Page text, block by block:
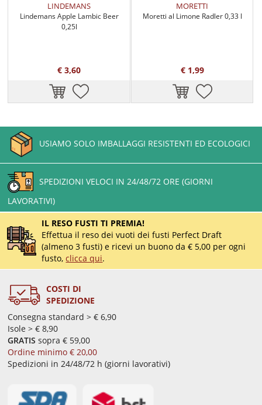
LINDEMANS
Lindemans Apple Lambic Beer
0,25l
€ 3,60
MORETTI
Moretti al Limone Radler 0,33 l
€ 1,99
USIAMO SOLO IMBALLAGGI RESISTENTI ED ECOLOGICI
SPEDIZIONI VELOCI IN 24/48/72 ORE (GIORNI
LAVORATIVI)
IL RESO FUSTI TI PREMIA!
Effettua il reso dei vuoti dei fusti Perfect Draft
(almeno 3 fusti) e ricevi un buono da € 5,00 per ogni
fusto,clicca qui.
COSTI DI
SPEDIZIONE
Consegna standard > € 6,90
Isole > € 8,90
GRATIS sopra € 59,00
Ordine minimo € 20,00
Spedizioni in 24/48/72 h (giorni lavorativi)